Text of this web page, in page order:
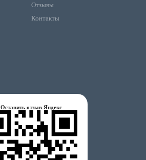
Отзывы
Контакты
Оставить отзыв Яндекс